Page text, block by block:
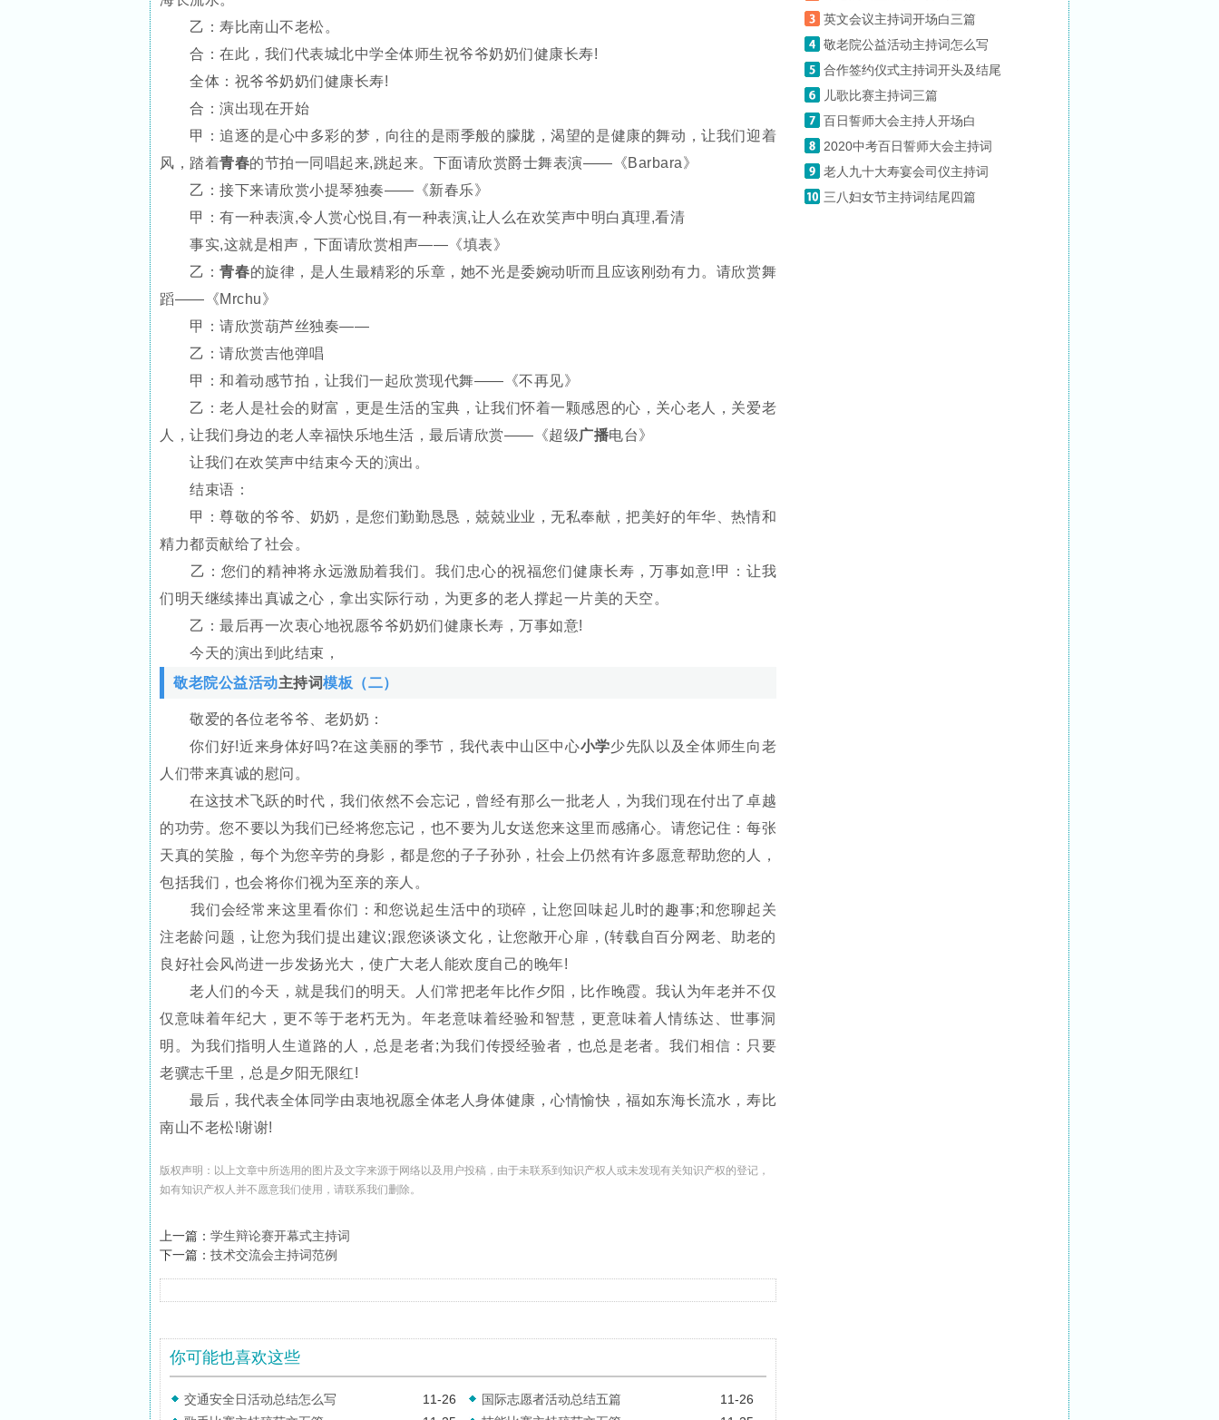
乙：寿比南山不老松。
合：在此，我们代表城北中学全体师生祝爷爷奶奶们健康长寿!
全体：祝爷爷奶奶们健康长寿!
合：演出现在开始
甲：追逐的是心中多彩的梦，向往的是雨季般的朦胧，渴望的是健康的舞动，让我们迎着
风，踏着青春的节拍一同唱起来,跳起来。下面请欣赏爵士舞表演——《Barbara》
乙：接下来请欣赏小提琴独奏——《新春乐》
甲：有一种表演,令人赏心悦目,有一种表演,让人么在欢笑声中明白真理,看清
事实,这就是相声，下面请欣赏相声——《填表》
乙：青春的旋律，是人生最精彩的乐章，她不光是委婉动听而且应该刚劲有力。请欣赏舞
蹈——《Mrchu》
甲：请欣赏葫芦丝独奏——
乙：请欣赏吉他弹唱
甲：和着动感节拍，让我们一起欣赏现代舞——《不再见》
乙：老人是社会的财富，更是生活的宝典，让我们怀着一颗感恩的心，关心老人，关爱老
人，让我们身边的老人幸福快乐地生活，最后请欣赏——《超级广播电台》
让我们在欢笑声中结束今天的演出。
结束语：
甲：尊敬的爷爷、奶奶，是您们勤勤恳恳，兢兢业业，无私奉献，把美好的年华、热情和
精力都贡献给了社会。
乙：您们的精神将永远激励着我们。我们忠心的祝福您们健康长寿，万事如意!甲：让我
们明天继续捧出真诚之心，拿出实际行动，为更多的老人撑起一片美的天空。
乙：最后再一次衷心地祝愿爷爷奶奶们健康长寿，万事如意!
今天的演出到此结束，
敬老院公益活动主持词模板（二）
敬爱的各位老爷爷、老奶奶：
你们好!近来身体好吗?在这美丽的季节，我代表中山区中心小学少先队以及全体师生向老
人们带来真诚的慰问。
在这技术飞跃的时代，我们依然不会忘记，曾经有那么一批老人，为我们现在付出了卓越
的功劳。您不要以为我们已经将您忘记，也不要为儿女送您来这里而感痛心。请您记住：每张
天真的笑脸，每个为您辛劳的身影，都是您的子子孙孙，社会上仍然有许多愿意帮助您的人，
包括我们，也会将你们视为至亲的亲人。
我们会经常来这里看你们：和您说起生活中的琐碎，让您回味起儿时的趣事;和您聊起关
注老龄问题，让您为我们提出建议;跟您谈谈文化，让您敞开心扉，(转载自百分网老、助老的
良好社会风尚进一步发扬光大，使广大老人能欢度自己的晚年!
老人们的今天，就是我们的明天。人们常把老年比作夕阳，比作晚霞。我认为年老并不仅
仅意味着年纪大，更不等于老朽无为。年老意味着经验和智慧，更意味着人情练达、世事洞
明。为我们指明人生道路的人，总是老者;为我们传授经验者，也总是老者。我们相信：只要
老骥志千里，总是夕阳无限红!
最后，我代表全体同学由衷地祝愿全体老人身体健康，心情愉快，福如东海长流水，寿比
南山不老松!谢谢!
版权声明：以上文章中所选用的图片及文字来源于网络以及用户投稿，由于未联系到知识产权人或未发现有关知识产权的登记，
如有知识产权人并不愿意我们使用，请联系我们删除。
上一篇： 学生辩论赛开幕式主持词
下一篇： 技术交流会主持词范例
你可能也喜欢这些
11-26
交通安全日活动总结怎么写 11-26
国际志愿者活动总结五篇
英文会议主持词开场白三篇
敬老院公益活动主持词怎么写
合作签约仪式主持词开头及结尾
儿歌比赛主持词三篇
百日誓师大会主持人开场白
2020中考百日誓师大会主持词
老人九十大寿宴会司仪主持词
三八妇女节主持词结尾四篇